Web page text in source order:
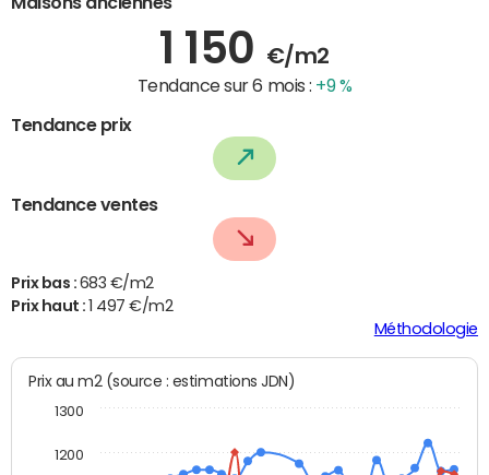
1 150 €/m2
Tendance sur 6 mois : +9 %
Tendance prix
Tendance ventes
Prix bas : 683 €/m2
Prix haut :
1 497 €/m2
Méthodologie
Prix au m2 (source : estimations JDN)
1200
1300